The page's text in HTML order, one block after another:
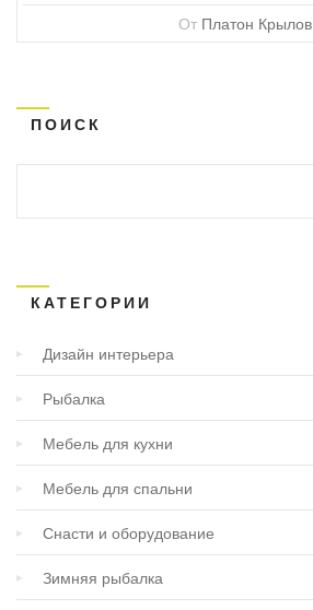
От Платон Крылов
ПОИСК
КАТЕГОРИИ
Дизайн интерьера
Рыбалка
Мебель для кухни
Мебель для спальни
Снасти и оборудование
Зимняя рыбалка